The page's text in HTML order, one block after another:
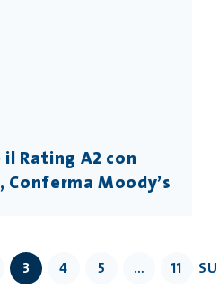
Rating A2 con
Moody’s
3 4 5 … 11